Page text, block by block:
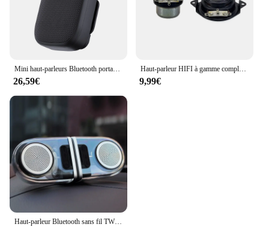
Mini haut-parleurs Bluetooth portables avec clip de microphone intégré, haut-parleur magnétique, étanche, portable, vélo, golf, sports de plein air
26,59€
Haut-parleur HIFI à gamme complète, double néodyme, basse à longue course magnétique, bassin étanche, cinéma maison bricolage, 1.75 pouces, 4 ohms, 30 W, 2 pièces
9,99€
Haut-parleur Bluetooth sans fil TWS, One to Two, Mini Subwoofer D10, Stocke et Droite Channel, Transparent, Magnétique, Extérieur, Voiture, Nouveau